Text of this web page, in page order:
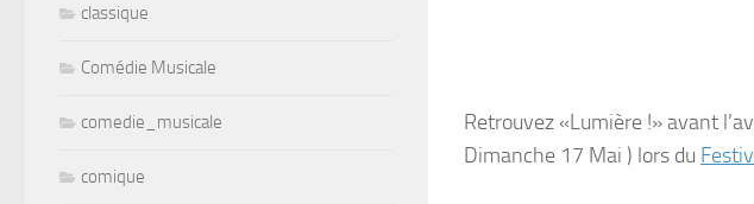
Retrouvez «Lumière !» avant
Dimanche 17 Mai ) lors du
classique
Comédie Musicale
comedie_musicale
comique